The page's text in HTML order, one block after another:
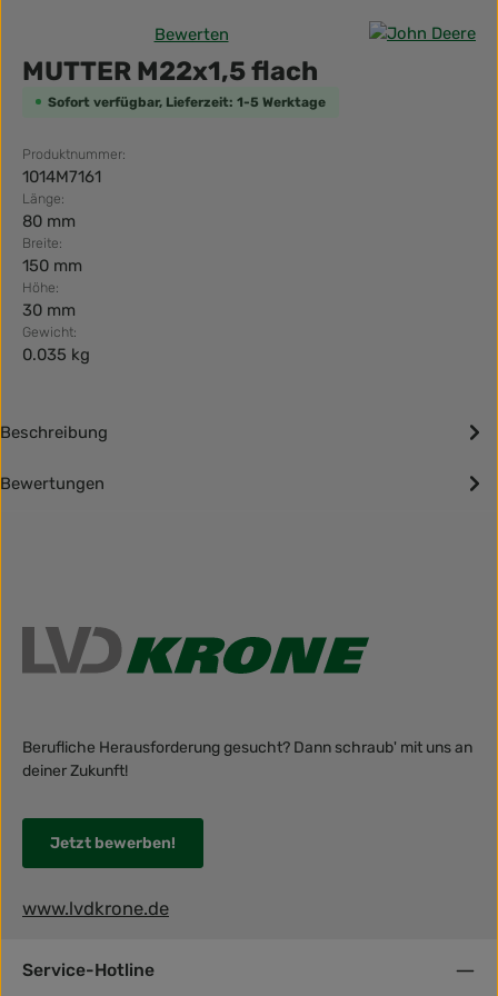
Durchschnittliche Bewertung von 0 von 5 Sternen
Bewerten
MUTTER M22x1,5 flach
Sofort verfügbar, Lieferzeit: 1-5 Werktage
Produktnummer:
1014M7161
Länge:
80 mm
Breite:
150 mm
Höhe:
30 mm
Gewicht:
0.035 kg
Beschreibung
Bewertungen
Berufliche Herausforderung gesucht? Dann schraub' mit uns an
deiner Zukunft!
Jetzt bewerben!
www.lvdkrone.de
Service-Hotline